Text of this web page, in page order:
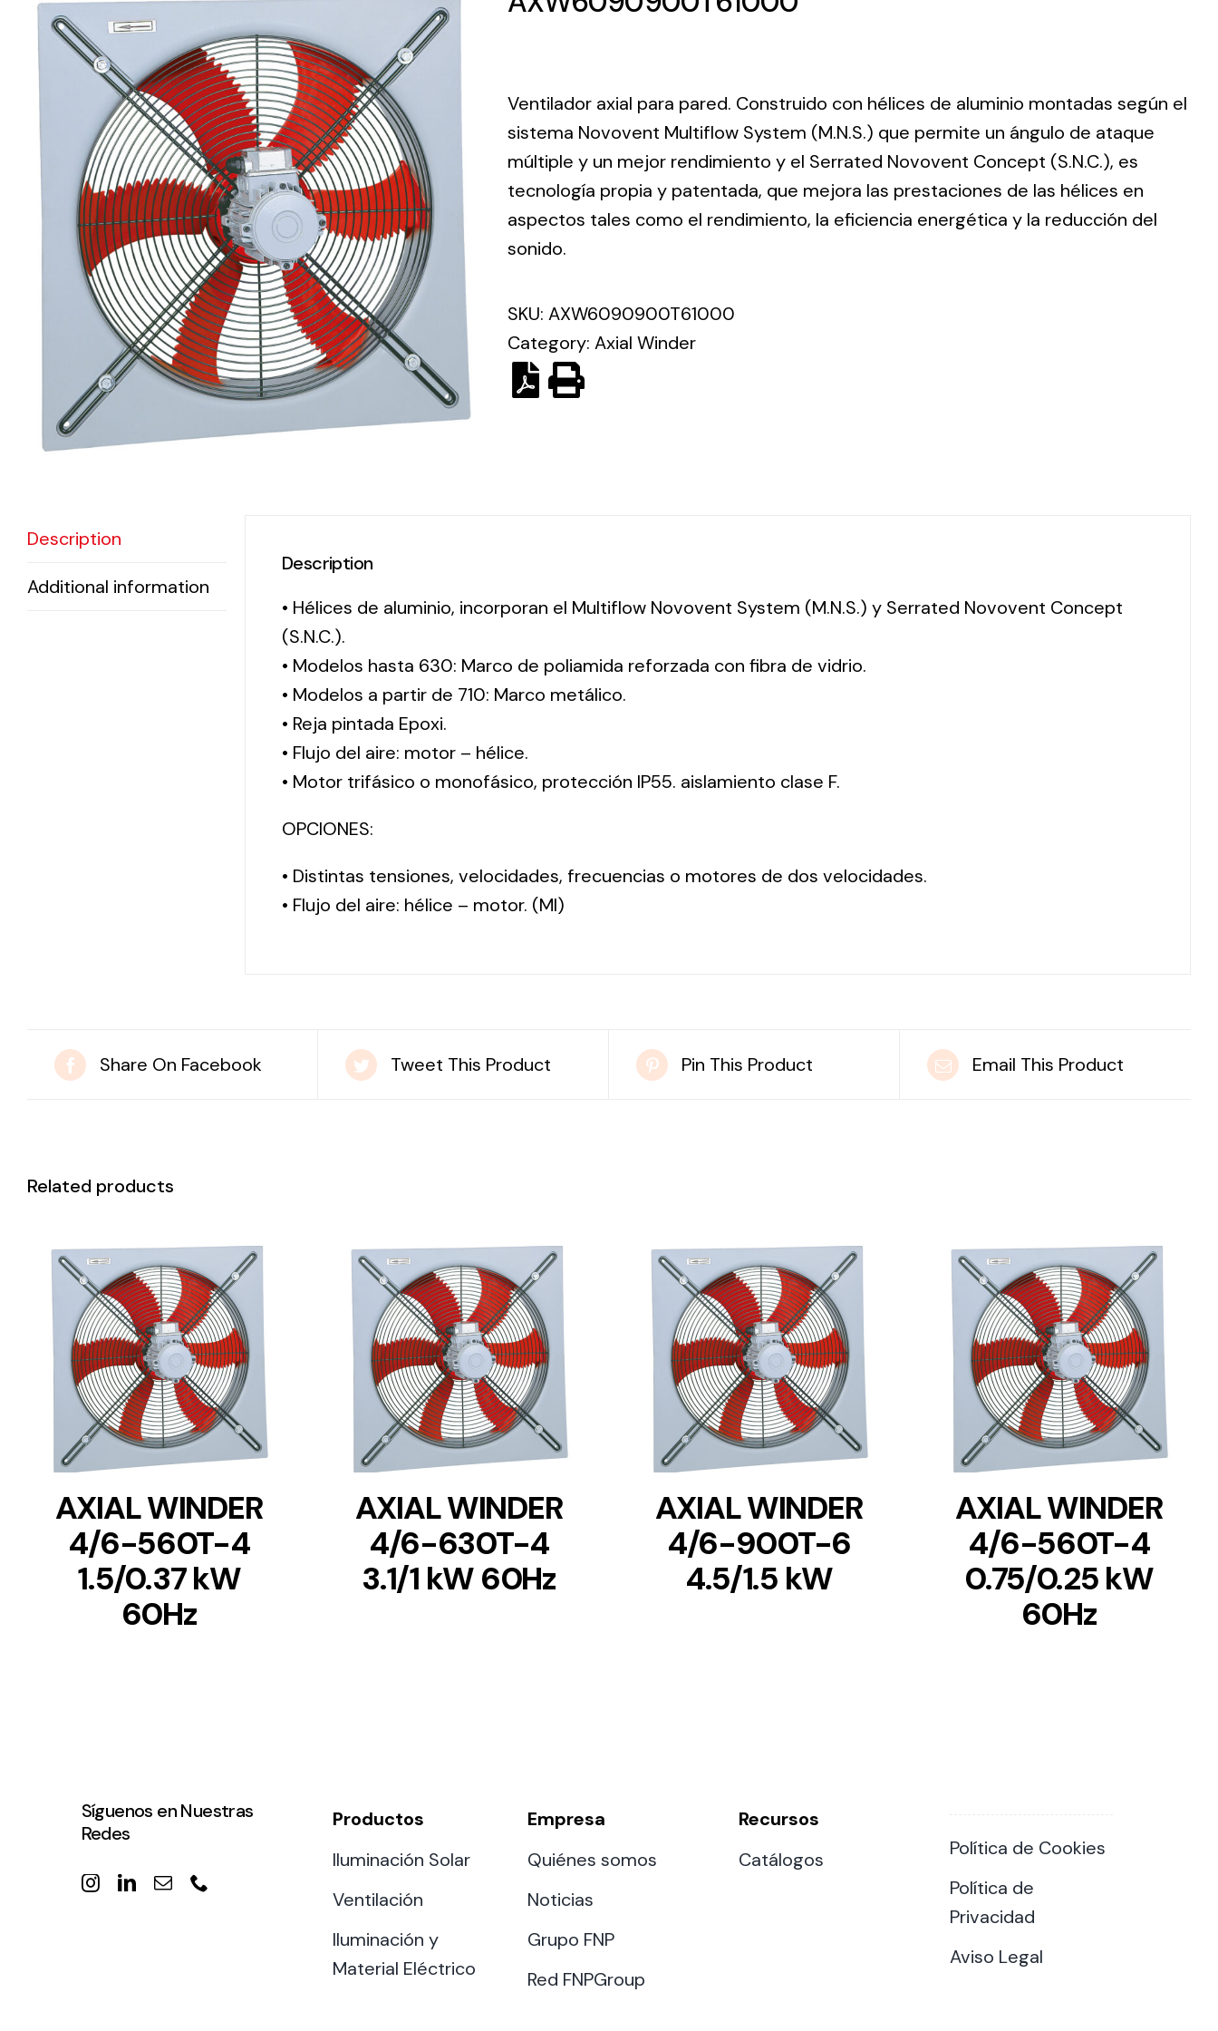
Lighting and
Electrical
Equipment
Complete
solutions in
lighting and
electrical
material for
each project
and need
incorporation of
Novovent into
the group
meant a greater
offer of
different uses
Solar lighting
Variety of solar
solutions for all
kinds of needs.
Ventilador axial para pared. Construido con hélices de aluminio montadas según el
sistema Novovent Multiflow System (M.N.S.) que permite un ángulo de ataque
múltiple y un mejor rendimiento y el Serrated Novovent Concept (S.N.C.), es
tecnología propia y patentada, que mejora las prestaciones de las hélices en
aspectos tales como el rendimiento, la eficiencia energética y la reducción del
sonido.
SKU: AXW6090900T61000
Category: Axial Winder
Description
Additional information
Description
• Hélices de aluminio, incorporan el Multiflow Novovent System (M.N.S.) y Serrated Novovent Concept
(S.N.C.).
• Modelos hasta 630: Marco de poliamida reforzada con fibra de vidrio.
• Modelos a partir de 710: Marco metálico.
• Reja pintada Epoxi.
• Flujo del aire: motor – hélice.
• Motor trifásico o monofásico, protección IP55. aislamiento clase F.
OPCIONES:
• Distintas tensiones, velocidades, frecuencias o motores de dos velocidades.
• Flujo del aire: hélice – motor. (MI)
Share On Facebook Tweet This Product Pin This Product Email This Product
Related products
DETAILS
AXIAL WINDER
4/6-560T-4
1.5/0.37 kW
60Hz
DETAILS
AXIAL WINDER
4/6-630T-4
3.1/1 kW 60Hz
DETAILS
AXIAL WINDER
4/6-900T-6
4.5/1.5 kW
DETAILS
AXIAL WINDER
4/6-560T-4
0.75/0.25 kW
60Hz
Síguenos en Nuestras
Redes
Productos
Iluminación Solar
Ventilación
Iluminación y
Material Eléctrico
Empresa
Quiénes somos
Noticias
Grupo FNP
Red FNPGroup
Recursos
Catálogos
Política de Cookies
Política de
Privacidad
Aviso Legal